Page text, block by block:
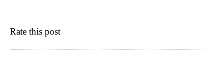
Rate this post